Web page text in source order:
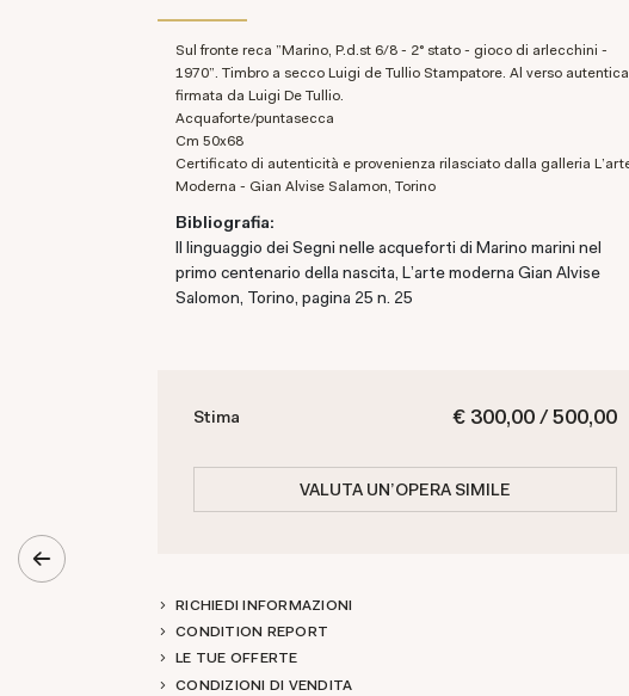
Sul fronte reca "Marino, P.d.st 6/8 - 2° stato - gioco di arlecchini -
1970". Timbro a secco Luigi de Tullio Stampatore. Al verso autentica
firmata da Luigi De Tullio.
Acquaforte/puntasecca
cm 50x68
Certificato di autenticità e provenienza rilasciato dalla galleria L'arte
Moderna - Gian Alvise Salamon, Torino
Bibliografia:
Il linguaggio dei Segni nelle acqueforti di Marino marini nel
primo centenario della nascita, L'arte moderna Gian Alvise
Salomon, Torino, pagina 25 n. 25
€ 300,00 / 500,00
Stima
VALUTA UN'OPERA SIMILE
RICHIEDI INFORMAZIONI
CONDITION REPORT
LE TUE OFFERTE
CONDIZIONI DI VENDITA